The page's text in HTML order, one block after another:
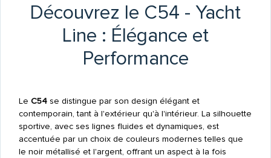
Découvrez le C54 - Yacht
Line : Élégance et
Performance
Le C54se distingue par son design élégant et
contemporain, tant à l'extérieur qu'à l'intérieur. La silhouette
sportive, avec ses lignes fluides et dynamiques, est
accentuée par un choix de couleurs modernes telles que
le noir métallisé et l'argent, offrant un aspect à la fois